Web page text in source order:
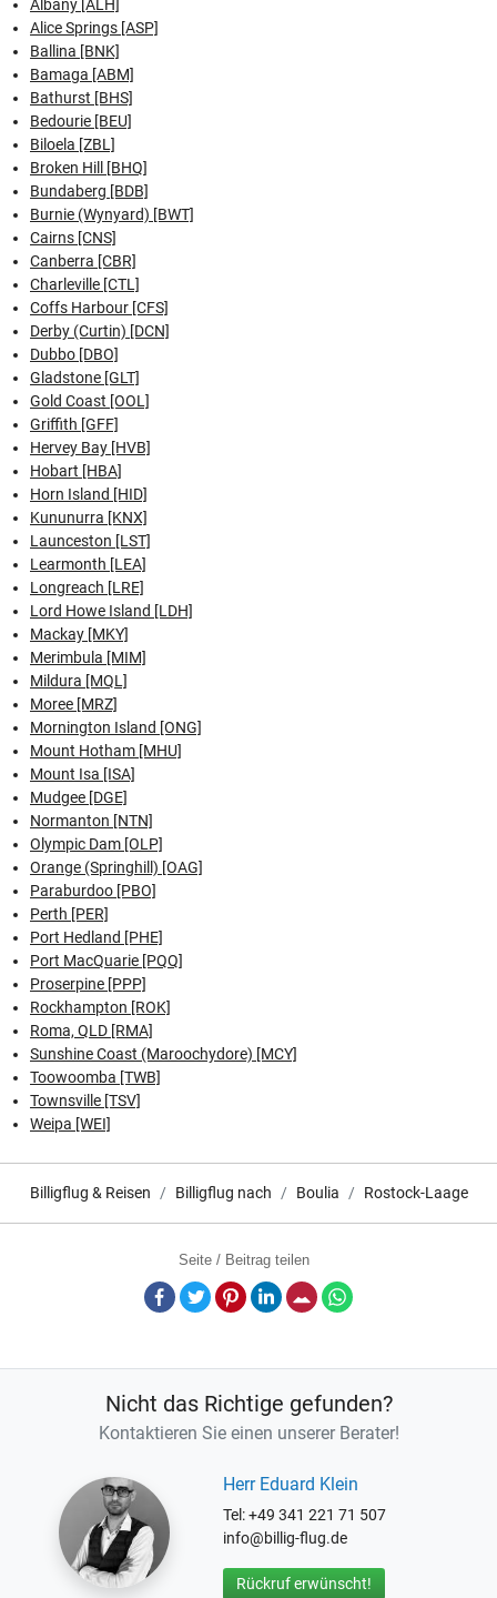
Albany [ALH]
Alice Springs [ASP]
Ballina [BNK]
Bamaga [ABM]
Bathurst [BHS]
Bedourie [BEU]
Biloela [ZBL]
Broken Hill [BHQ]
Bundaberg [BDB]
Burnie (Wynyard) [BWT]
Cairns [CNS]
Canberra [CBR]
Charleville [CTL]
Coffs Harbour [CFS]
Derby (Curtin) [DCN]
Dubbo [DBO]
Gladstone [GLT]
Gold Coast [OOL]
Griffith [GFF]
Hervey Bay [HVB]
Hobart [HBA]
Horn Island [HID]
Kununurra [KNX]
Launceston [LST]
Learmonth [LEA]
Longreach [LRE]
Lord Howe Island [LDH]
Mackay [MKY]
Merimbula [MIM]
Mildura [MQL]
Moree [MRZ]
Mornington Island [ONG]
Mount Hotham [MHU]
Mount Isa [ISA]
Mudgee [DGE]
Normanton [NTN]
Olympic Dam [OLP]
Orange (Springhill) [OAG]
Paraburdoo [PBO]
Perth [PER]
Port Hedland [PHE]
Port MacQuarie [PQQ]
Proserpine [PPP]
Rockhampton [ROK]
Roma, QLD [RMA]
Sunshine Coast (Maroochydore) [MCY]
Toowoomba [TWB]
Townsville [TSV]
Weipa [WEI]
Billigflug & Reisen Billigflug nach Boulia Rostock-Laage
Seite / Beitrag teilen
Facebook
TwitterPinterestLinkedInE-Mail
Nicht das Richtige gefunden?
Kontaktieren Sie einen unserer Berater!
Herr Eduard Klein
Tel: +49 341 221 71 507
info@billig-flug.de
Rückruf erwünscht!